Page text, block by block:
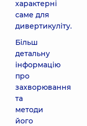
характерні
саме для
дивертикуліту.
Більш
детальну
інформацію
про
захворювання
та
методи
його